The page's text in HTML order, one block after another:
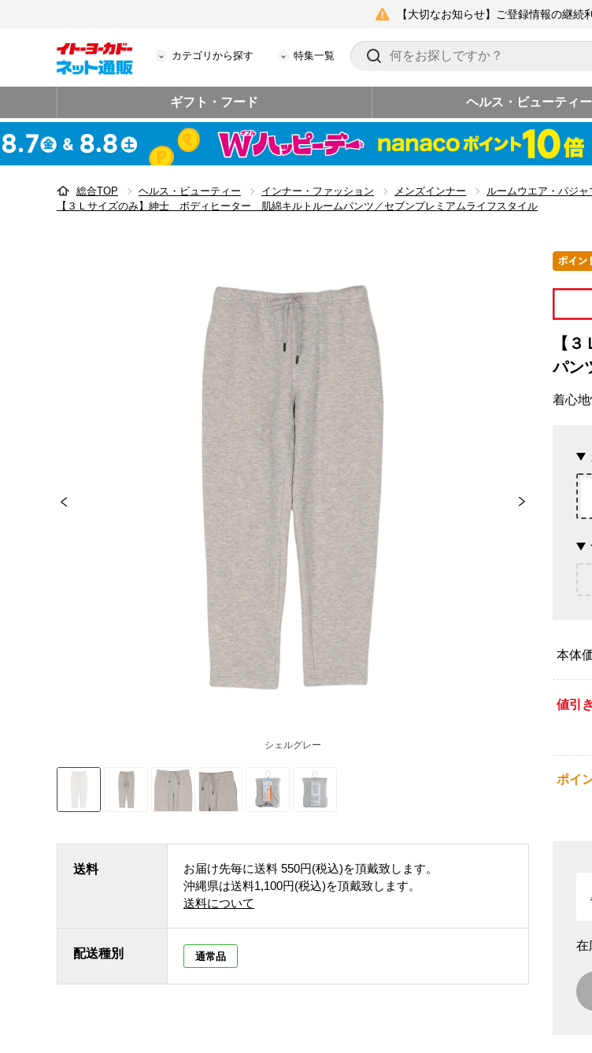
【大切なお知らせ】ご登録情報の継続
カテゴリから探す 特集一覧
ギフト・フード ヘルス・ビューティー
総合TOP ヘルス・ビューティー インナー・ファッション メンズインナー
ルームウエア・パジャ
【３Ｌサイズのみ】紳士 ボディヒーター 肌綿キルトルームパンツ／セブンプレミアムライフスタイル
シェルグレー
送料 お届け先毎に送料 550円(税込)を頂戴致します。
沖縄県は送料1,100円(税込)を頂戴致します。
送料について
配送種別 通常品
【
パン
着心
本体
値引
ポイ
在